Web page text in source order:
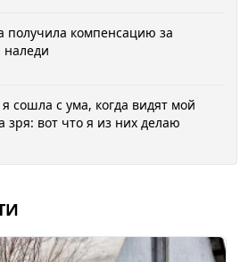
компенсацию за
сошла с ума, когда видят мой
зря: вот что я из них делаю